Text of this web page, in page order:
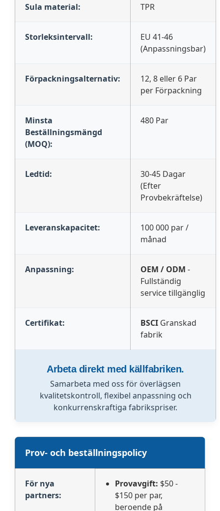
Sula material: TPR
Storleksintervall:
EU 41-46
(Anpassningsbar)
Förpackningsalternativ:
12, 8 eller 6 Par
per Förpackning
Minsta
Beställningsmängd
(MOQ):
480 Par
Ledtid:
30-45 Dagar
(Efter
Provbekräftelse)
Leveranskapacitet:
100 000 par /
månad
Anpassning: OEM / ODM -
Fullständig
service tillgänglig
Certifikat: BSCI Granskad
fabrik
Arbeta direkt med källfabriken.
Samarbeta med oss för överlägsen
kvalitetskontroll, flexibel anpassning och
konkurrenskraftiga fabrikspriser.
Prov- och beställningspolicy
För nya
partners:
Provavgift: $50 -
$150 per par,
beroende på